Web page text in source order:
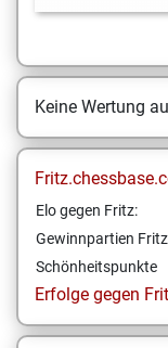
Keine Wertung
Elo gegen Fritz:
Gewinnpartien
Schönheitspunkte
Erfolge gegen